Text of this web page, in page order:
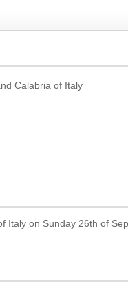
Calabria of Italy
Italy on Sunday 26th of